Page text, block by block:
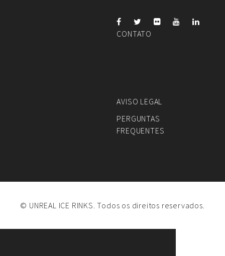
CONTATO
AVISO LEGAL
PERGUNTAS
FREQUENTES
© UNREAL ICE RINKS. Todos os direitos reservados.